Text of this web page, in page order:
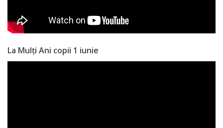
Acte
interne
La Mulți Ani copii 1 iunie